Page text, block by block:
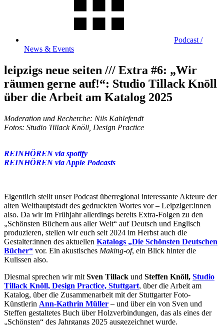
Podcast /
News & Events
leipzigs neue seiten /// Extra #6: „Wir
räumen gerne auf!“: Studio Tillack Knöll
über die Arbeit am Katalog 2025
Moderation und Recherche: Nils Kahlefendt
Fotos: Studio Tillack Knöll, Design Practice
REINHÖREN via spotify
REINHÖREN via Apple Podcasts
Eigentlich stellt unser Podcast überregional interessante Akteure der
alten Welthauptstadt des gedruckten Wortes vor – Leipziger:innen
also. Da wir im Frühjahr allerdings bereits Extra-Folgen zu den
„Schönsten Büchern aus aller Welt“ auf Deutsch und Englisch
produzieren, stellen wir euch seit 2024 im Herbst auch die
Gestalter:innen des aktuellen Katalogs „Die Schönsten Deutschen
Bücher“ vor. Ein akustisches Making-of, ein Blick hinter die
Kulissen also.
Diesmal sprechen wir mit Sven Tillack und Steffen Knöll, Studio
Tillack Knöll, Design Practice, Stuttgart, über die Arbeit am
Katalog, über die Zusammenarbeit mit der Stuttgarter Foto-
Künstlerin Ann-Kathrin Müller – und über ein von Sven und
Steffen gestaltetes Buch über Holzverbindungen, das als eines der
„Schönsten“ des Jahrgangs 2025 ausgezeichnet wurde.